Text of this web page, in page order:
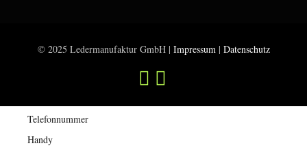
© 2025 Ledermanufaktur GmbH | Impressum| Datenschutz
Telefonnummer
Handy